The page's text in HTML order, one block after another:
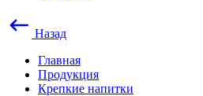
Назад
Главная
Продукция
Крепкие напитки